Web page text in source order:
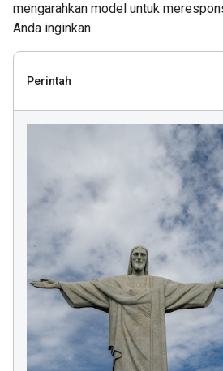
mengarahkan model untuk
Anda inginkan.
Perintah